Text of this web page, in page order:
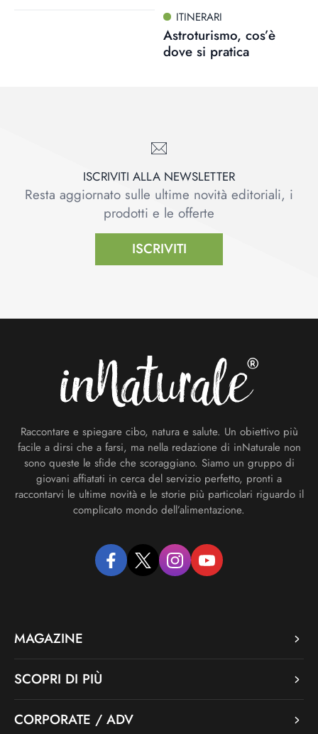
ITINERARI
Astroturismo, cos’è
dove si pratica
ISCRIVITI ALLA NEWSLETTER
Resta aggiornato sulle ultime novità editoriali, i
prodotti e le offerte
ISCRIVITI
Raccontare e spiegare cibo, natura e salute. Un obiettivo più
facile a dirsi che a farsi, ma nella redazione di inNaturale non
sono queste le sfide che scoraggiano. Siamo un gruppo di
giovani affiatati in cerca del servizio perfetto, pronti a
raccontarvi le ultime novità e le storie più particolari riguardo il
complicato mondo dell’alimentazione.
facebooktwitter instagramyoutube
MAGAZINE
SCOPRI DI PIÙ
CORPORATE / ADV